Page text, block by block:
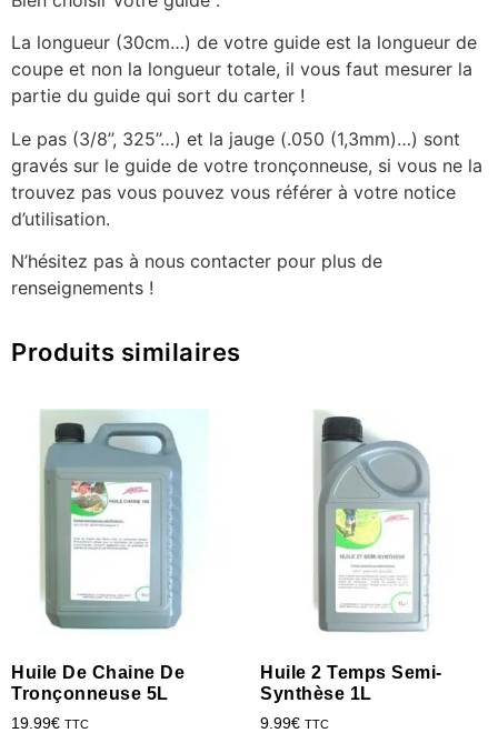
La longueur (30cm…) de votre guide est la longueur de
coupe et non la longueur totale, il vous faut mesurer la
partie du guide qui sort du carter !
Le pas (3/8’’, 325’’…) et la jauge (.050 (1,3mm)…) sont
gravés sur le guide de votre tronçonneuse, si vous ne la
trouvez pas vous pouvez vous référer à votre notice
d’utilisation.
N’hésitez pas à nous contacter pour plus de
renseignements !
Produits similaires
Huile De Chaine De
Tronçonneuse 5L
19.99€ TTC
Huile 2 Temps Semi-
Synthèse 1L
9.99€ TTC